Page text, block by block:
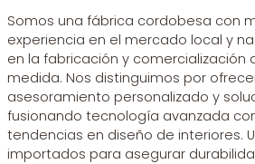
Somos una fábrica cordobesa con
experiencia en el mercado local y
en la fabricación y comercialización
medida. Nos distinguimos por
asesoramiento personalizado y
fusionando tecnología avanzada
tendencias en diseño de interiores.
importados para asegurar